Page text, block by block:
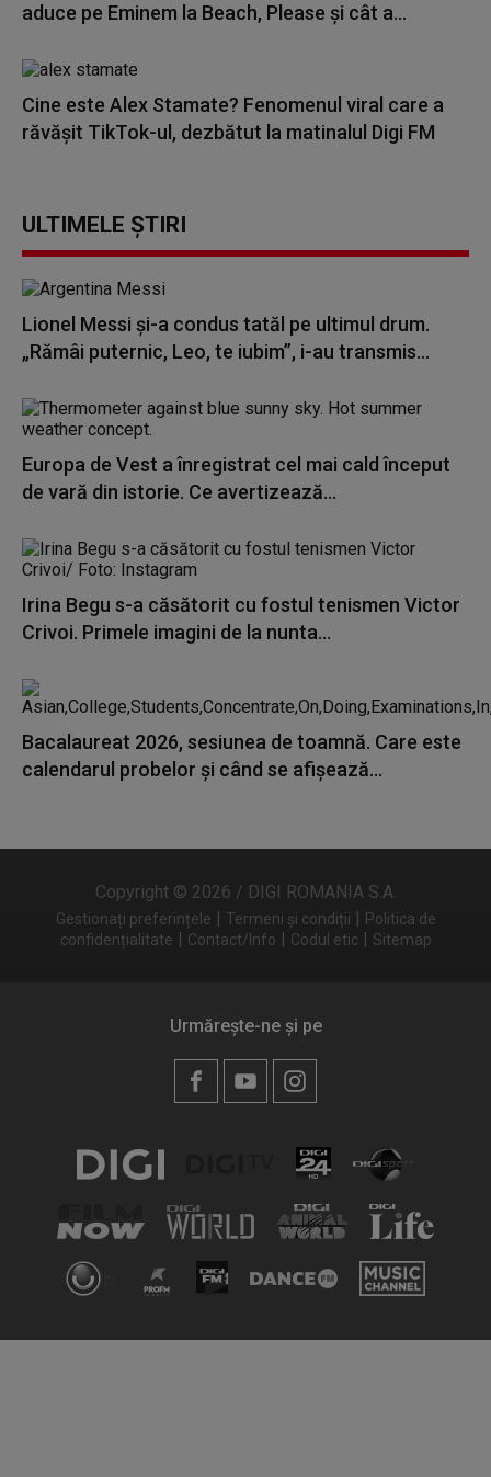
aduce pe Eminem la Beach, Please și cât a...
Cine este Alex Stamate? Fenomenul viral care a
răvășit TikTok-ul, dezbătut la matinalul Digi FM
ULTIMELE ȘTIRI
Lionel Messi şi-a condus tatăl pe ultimul drum.
„Rămâi puternic, Leo, te iubim”, i-au transmis...
Europa de Vest a înregistrat cel mai cald început
de vară din istorie. Ce avertizează...
Irina Begu s-a căsătorit cu fostul tenismen Victor
Crivoi. Primele imagini de la nunta...
Bacalaureat 2026, sesiunea de toamnă. Care este
calendarul probelor și când se afișează...
Copyright © 2026 / DIGI ROMANIA S.A.
Gestionați preferințele | Termeni și condiții | Politica de
confidențialitate | Contact/Info | Codul etic | Sitemap
Urmărește-ne și pe